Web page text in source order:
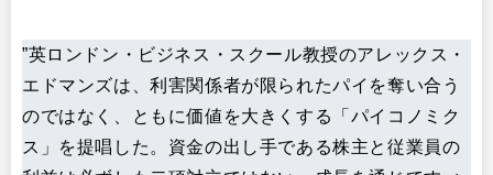
”英ロンドン・ビジネス・スクール教授のアレックス・
エドマンズは、利害関係者が限られたパイを奪い合う
のではなく、ともに価値を大きくする「パイコノミク
ス」を提唱した。資金の出し手である株主と従業員の